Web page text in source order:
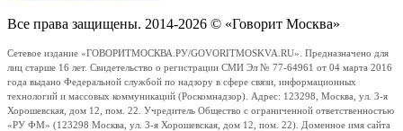
Все права защищены. 2014-2026 © «Говорит Москва»
Сетевое издание «ГОВОРИТМОСКВА.РУ/GOVORITMOSKVA.RU». Предназначено для
лиц старше 16 лет. Свидетельство о регистрации СМИ Эл № 77-64961 от 04 марта 2016
года выдано Федеральной службой по надзору в сфере связи, информационных
технологий и массовых коммуникаций (Роскомнадзор). Адрес: 123298, Москва, ул. 3-я
Хорошевская, дом 12, пом. 22. Учредитель Общество с ограниченной ответственностью
«РУ ФМ» (123298 Москва, ул. 3-я Хорошевская, дом 12, пом. 22). Доменное имя сайта